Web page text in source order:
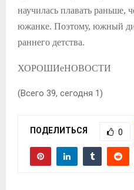
научилась плавать раньше,
южанке. Поэтому, южный
раннего детства.
ХОРОШИеНОВОСТИ
(Всего 39, сегодня 1)
ПОДЕЛИТЬСЯ 0